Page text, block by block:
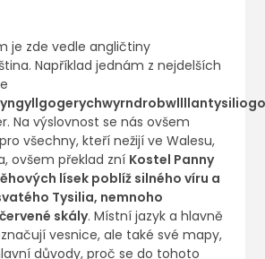
je zde vedle angličtiny
Například jednám z nejdelších
Na výslovnost se nás ovšem
všechny, kteří nežijí ve Walesu,
ovšem překlad zní Kostel Panny
lísek poblíž silného víru a
Tysilia, nemnoho
skály. Místní jazyk a hlavně
vesnice, ale také své mapy,
důvody, proč se do tohoto